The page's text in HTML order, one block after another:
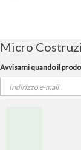
galleria
di
immagini
Micro
Avvisami quando il